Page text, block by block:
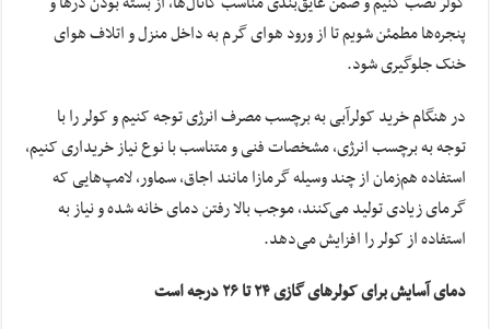
پنجره‌ها مطمئن شویم تا از ورود هوای گرم به داخل منزل و اتلاف هوای
خنک جلوگیری شود.
در هنگام خرید کولرآبی به برچسب مصرف انرژی توجه کنیم و کولر را با
توجه به برچسب انرژی، مشخصات فنی و متناسب با نوع نیاز خریداری کنیم،
استفاده هم‌زمان از چند وسیله گرمازا مانند اجاق، سماور، لامپ‌هایی که
گرمای زیادی تولید می‌کنند، موجب بالا رفتن دمای خانه شده و نیاز به
استفاده از کولر را افزایش می‌دهد.
دمای آسایش برای کولرهای گازی ۲۴ تا ۲۶ درجه است